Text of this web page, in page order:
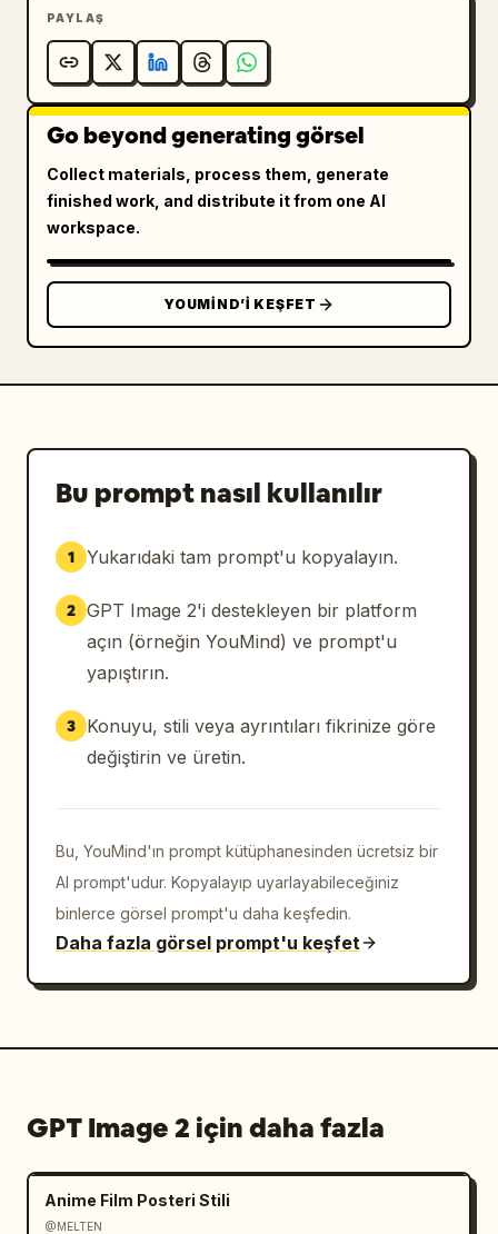
PAYLAŞ
Go beyond generating görsel
Collect materials, process them, generate
finished work, and distribute it from one AI
workspace.
YOUMIND’I KEŞFET
Bu prompt nasıl kullanılır
1 Yukarıdaki tam prompt'u kopyalayın.
2 GPT Image 2'i destekleyen bir platform
açın (örneğin YouMind) ve prompt'u
yapıştırın.
3
Konuyu, stili veya ayrıntıları fikrinize göre
değiştirin ve üretin.
Bu, YouMind'ın prompt kütüphanesinden ücretsiz bir
AI prompt'udur. Kopyalayıp uyarlayabileceğiniz
binlerce görsel prompt'u daha keşfedin.
Daha fazla görsel prompt'u keşfet
GPT Image 2 için daha fazla
Anime Film Posteri Stili
@MELTEN